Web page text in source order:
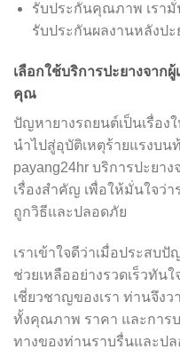
รับประกันคุณภาพ เรามั่
รับประกันผลงานหลังปะ
เลือกใช้บริการปะยางจาก
คุณ
ปัญหายางรถยนต์เป็นเรื่อง
นำไปสู่อุบัติเหตุร้ายแรงบน
payang24hr บริการปะยา
เรื่องสำคัญ เพื่อให้มั่นใจว่
ถูกวิธีและปลอดภัย
เราเข้าใจดีว่าเมื่อประสบ
ช่วยเหลืออย่างรวดเร็วทัน
เชี่ยวชาญของเรา ท่านจึง
ทั้งคุณภาพ ราคา และการ
ทางของท่านราบรื่นและป